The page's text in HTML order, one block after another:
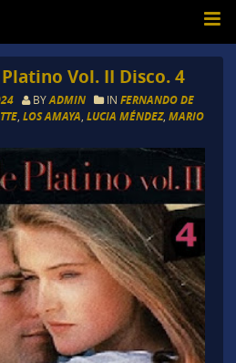
Vol. II Disco. 4
BYADMIN IN FERNANDO DE
, LOS AMAYA LUCIA MÉNDEZ, MARIO